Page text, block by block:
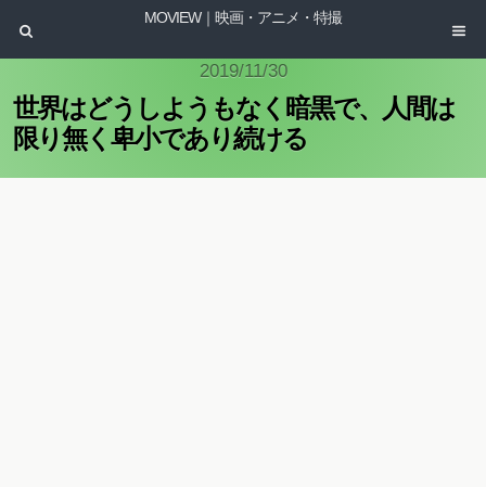
MOVIEW｜映画・アニメ・特撮
2019/11/30
世界はどうしようもなく暗黒で、人間は
限り無く卑小であり続ける